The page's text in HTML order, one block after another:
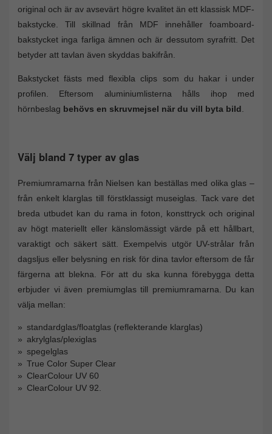
original och är av avsevärt högre kvalitet än ett klassisk MDF-
bakstycke. Till skillnad från MDF innehåller foamboard-
bakstycket inga farliga ämnen och är dessutom syrafritt. Det
betyder att tavlan även skyddas bakifrån.
Bakstycket fästs med flexibla clips som du hakar i under
profilen. Eftersom aluminiumlisterna hålls ihop med
hörnbeslag behövs en skruvmejsel när du vill byta bild.
Välj bland 7 typer av glas
Premiumramarna från Nielsen kan beställas med olika glas –
från enkelt klarglas till förstklassigt museiglas. Tack vare det
breda utbudet kan du rama in foton, konsttryck och original
av högt materiellt eller känslomässigt värde på ett hållbart,
varaktigt och säkert sätt. Exempelvis utgör UV-strålar från
dagsljus eller belysning en risk för dina tavlor eftersom de får
färgerna att blekna. För att du ska kunna förebygga detta
erbjuder vi även premiumglas till premiumramarna. Du kan
välja mellan:
standardglas/floatglas (reflekterande klarglas)
akrylglas/plexiglas
spegelglas
True Color Super Clear
ClearColour UV 60
ClearColour UV 92.